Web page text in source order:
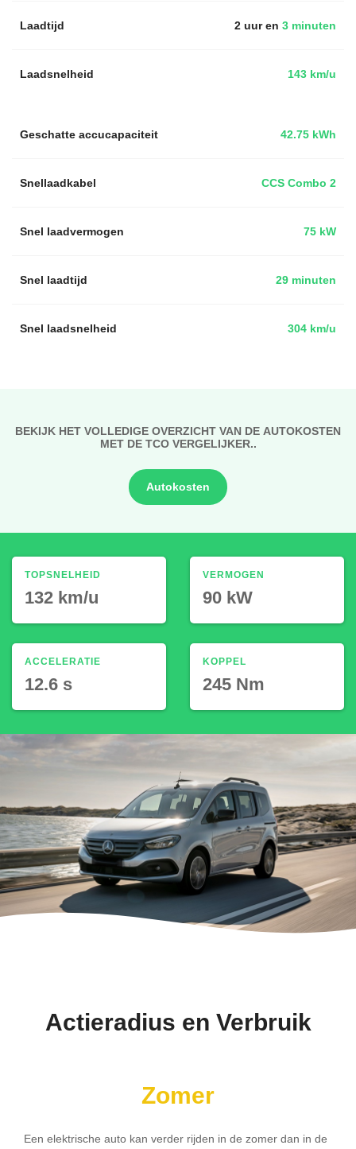
Laadtijd 2 uur en 3 minuten
Laadsnelheid 143 km/u
42.75 kWh
Geschatte accucapaciteit
Snellaadkabel CCS Combo 2
Snel laadvermogen 75 kW
Snel laadtijd 29 minuten
Snel laadsnelheid 304 km/u
BEKIJK HET VOLLEDIGE OVERZICHT VAN DE AUTOKOSTEN
MET DE TCO VERGELIJKER..
Autokosten
TOPSNELHEID
132 km/u
ACCELERATIE
12.6 s
VERMOGEN
90 kW
KOPPEL
245 Nm
Actieradius en Verbruik
Zomer
Een elektrische auto kan verder rijden in de zomer dan in de